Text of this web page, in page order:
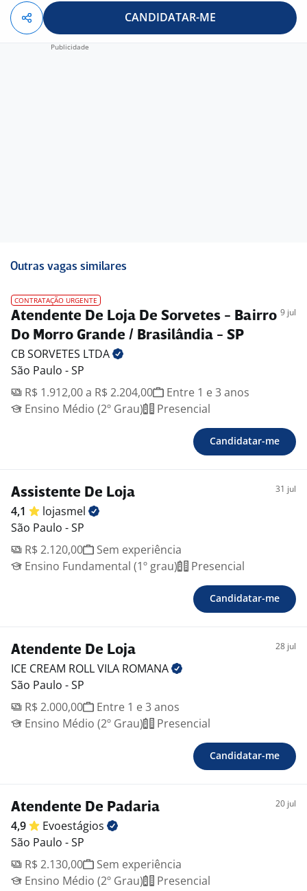
CANDIDATAR-ME
Outras vagas similares
CONTRATAÇÃO URGENTE
Atendente De Loja De Sorvetes - Bairro
Do Morro Grande / Brasilândia - SP
9 jul
CB SORVETES LTDA
São Paulo - SP
R$ 1.912,00 a R$ 2.204,00
Entre 1 e 3 anos
Ensino Médio (2º Grau)
Presencial
Candidatar-me
Assistente De Loja 31 jul
4,1
lojasmel
São Paulo - SP
R$ 2.120,00
Sem experiência
Ensino Fundamental (1º grau)
Presencial
Candidatar-me
Atendente De Loja 28 jul
ICE CREAM ROLL VILA ROMANA
São Paulo - SP
R$ 2.000,00
Entre 1 e 3 anos
Ensino Médio (2º Grau)
Presencial
Candidatar-me
Atendente De Padaria 20 jul
4,9
Evoestágios
São Paulo - SP
R$ 2.130,00
Sem experiência
Ensino Médio (2º Grau)
Presencial